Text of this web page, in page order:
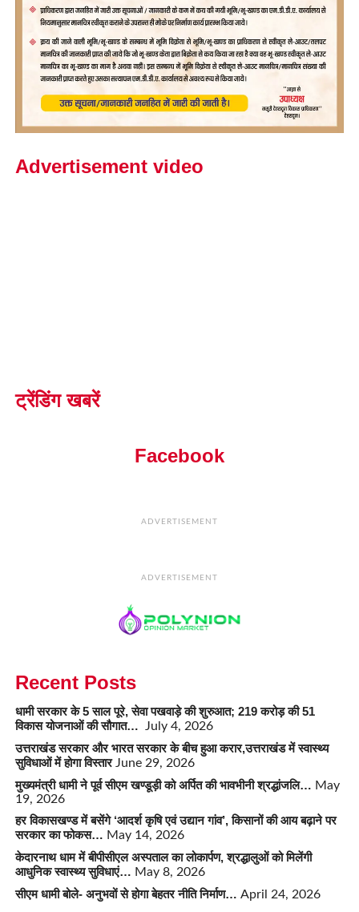
Advertisement video
ट्रेंडिंग खबरें
Facebook
ADVERTISEMENT
ADVERTISEMENT
Recent Posts
धामी सरकार के 5 साल पूरे, सेवा पखवाड़े की शुरुआत; 219 करोड़ की 51
विकास योजनाओं की सौगात…
July 4, 2026
उत्तराखंड सरकार और भारत सरकार के बीच हुआ करार,उत्तराखंड में स्वास्थ्य
सुविधाओं में होगा विस्तार June 29, 2026
मुख्यमंत्री धामी ने पूर्व सीएम खण्डूड़ी को अर्पित की भावभीनी श्रद्धांजलि… May
19, 2026
हर विकासखण्ड में बसेंगे ‘आदर्श कृषि एवं उद्यान गांव’, किसानों की आय बढ़ाने पर
सरकार का फोकस… May 14, 2026
केदारनाथ धाम में बीपीसीएल अस्पताल का लोकार्पण, श्रद्धालुओं को मिलेंगी
आधुनिक स्वास्थ्य सुविधाएं… May 8, 2026
सीएम धामी बोले- अनुभवों से होगा बेहतर नीति निर्माण… April 24, 2026